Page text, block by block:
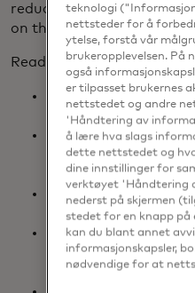
reduce manual reviews
on the most risky cases.
Read the ebook to:
Understand the
business
Be introduced to
ready models
anonymized and
Learn the
market-ready
Discover how to
transaction fraud
payments process
teknologi
nettsteder for å
ytelse, forstå vår
brukeropplevelsen. På
også
er tilpasset brukernes
nettstedet og andre
'Håndtering av
å lære hva slags
dette nettstedet og
dine innstillinger for
verktøyet 'Håndtering
nederst på skjermen
stedet for en knapp på
kan du blant annet
informasjonskapsler,
nødvendige for at